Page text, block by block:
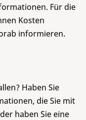
Für die
Kosten
informieren.
Haben Sie
die Sie mit
haben Sie eine